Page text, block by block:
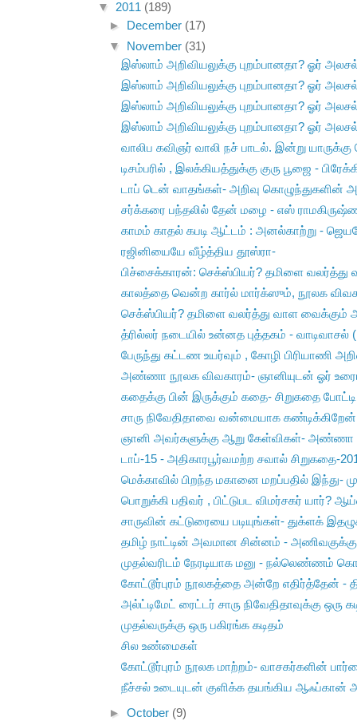
▼ 2011 (189)
►
December (17)
▼
November (31)
இஸ்லாம் அறிவியலுக்கு புறம்பானதா? ஓர்
இஸ்லாம் அறிவியலுக்கு புறம்பானதா? ஓர்
இஸ்லாம் அறிவியலுக்கு புறம்பானதா? ஓர்
இஸ்லாம் அறிவியலுக்கு புறம்பானதா? ஓர்
வாலிப கவிஞர் வாலி நச் பாடல். இன்று யாருக்கு
டிசம்பரில் , இலக்கியத்துக்கு குரு பூஜை -
டாப் டென் வாதங்கள்- அறிவு கொழுந்துகளின்
சர்க்கரை பந்தலில் தேன் மழை - எஸ்
காமம் காதல் கபடி ஆட்டம் : அனல்காற்று -
ரஜினியையே வீழ்த்திய தூஸ்ரா-
பிச்சைக்காரன்: செக்ஸ்பியர்? தமிளை
காலத்தை வென்ற கார்ல் மார்க்ஸும், நூலக
செக்ஸ்பியர்? தமிளை வலர்த்து வாள
த்ரில்லர் நடையில் உன்னத புத்தகம் - வாடிவாசல் (
பேருந்து கட்டண உயர்வும் , கோழி பிரியாணி
அண்ணா நூலக விவகாரம்- ஞானியுடன் ஓர்
கதைக்கு பின் இருக்கும் கதை- சிறுகதை
சாரு நிவேதிதாவை வன்மையாக கண்டிக்கிறேன்
ஞானி அவர்களுக்கு ஆறு கேள்விகள்- அண்ணா
டாப்-15 - அதிகாரபூர்வமற்ற சவால் சிறுகதை-
மெக்காவில் பிறந்த மகானை மறப்பதில் இந்து-
பொறுக்கி பதிவர் , பிட்டுபட விமர்சகர் யார்?
சாருவின் கட்டுரையை படியுங்கள்- துக்ளக்
தமிழ் நாட்டின் அவமான சின்னம் -
முதல்வரிடம் நேரடியாக மனு - நல்லெண்ணம்
கோட்டூர்புரம் நூலகத்தை அன்றே எதிர்த்தேன் -
அல்ட்டிமேட் ரைட்டர் சாரு நிவேதிதாவுக்கு ஒரு
முதல்வருக்கு ஒரு பகிரங்க கடிதம்
சில உண்மைகள்
கோட்டூர்புரம் நூலக மாற்றம்- வாசகர்களின்
நீச்சல் உடையுடன் குளிக்க தயங்கிய ஆஃப்கான்
►October (9)